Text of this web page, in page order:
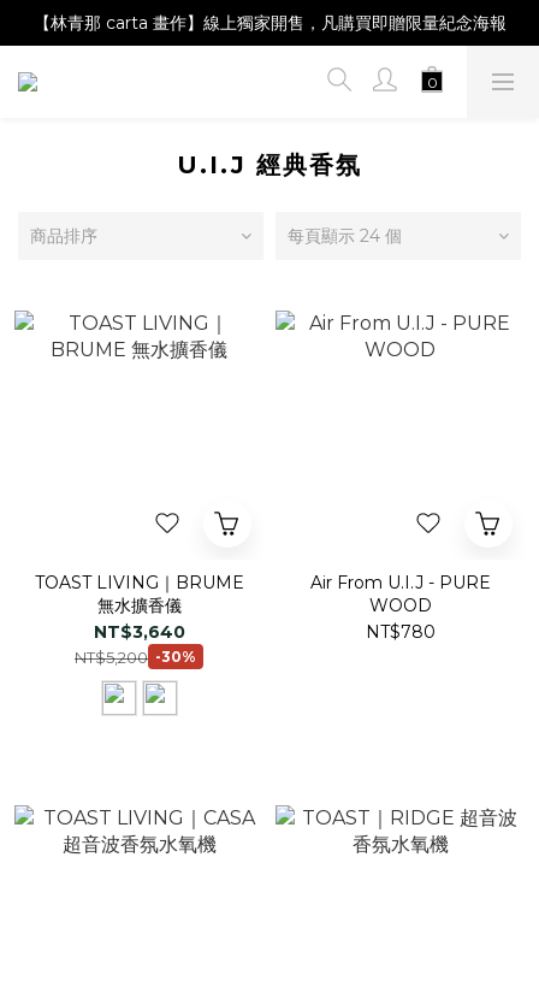
【Magazine B】單筆消費滿NT$2,000，即贈閱讀禮物明信片組
【林青那 carta 畫作】線上獨家開售，凡購買即贈限量紀念海報
【夏日降溫🧊對策單品】系列商品滿額現折 NT$300！
U.I.J 經典香氛
商品排序 每頁顯示 24 個
TOAST LIVING｜BRUME
無水擴香儀
NT$3,640
NT$5,200 -30%
Air From U.I.J - PURE
WOOD
NT$780